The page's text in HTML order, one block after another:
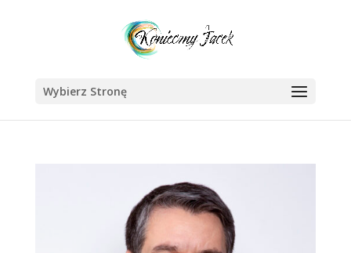
Wybierz Stronę